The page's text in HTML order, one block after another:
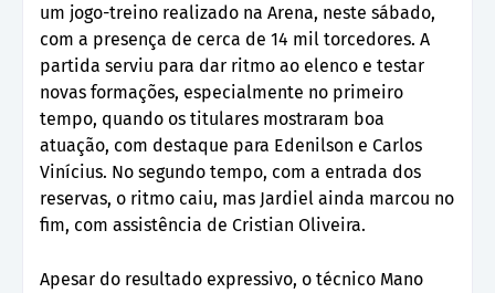
um jogo-treino realizado na Arena, neste sábado,
com a presença de cerca de 14 mil torcedores. A
partida serviu para dar ritmo ao elenco e testar
novas formações, especialmente no primeiro
tempo, quando os titulares mostraram boa
atuação, com destaque para Edenilson e Carlos
Vinícius. No segundo tempo, com a entrada dos
reservas, o ritmo caiu, mas Jardiel ainda marcou no
fim, com assistência de Cristian Oliveira.
Apesar do resultado expressivo, o técnico Mano